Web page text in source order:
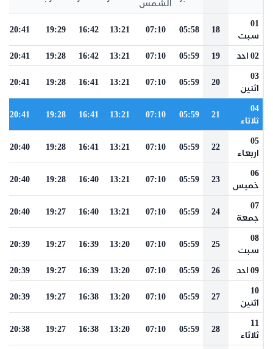
الشمس
01
سبت
18
05:58
07:10
13:21
16:42
19:29
20:41
02 احد 19
05:59
07:10
13:21
16:42
19:28
20:41
03
اثنين
20
05:59
07:10
13:21
16:41
19:28
20:41
04
ثلاثاء
21
05:59
07:10
13:21
16:41
19:28
20:41
05
اربعاء
22
05:59
07:10
13:21
16:41
19:28
20:40
06
خميس
23
05:59
07:10
13:21
16:40
19:28
20:40
07
جمعة
24
05:59
07:10
13:21
16:40
19:27
20:40
08
سبت
25
05:59
07:10
13:20
16:39
19:27
20:39
09 احد 26
05:59
07:10
13:20
16:39
19:27
20:39
10
اثنين
27
05:59
07:10
13:20
16:38
19:27
20:39
11
ثلاثاء
28
05:59
07:10
13:20
16:38
19:27
20:38